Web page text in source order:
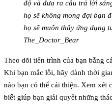
độ và đưa ra câu trả lời
họ sẽ không mong đợi bạn
họ sẽ muốn thấy ứng dụng
The_Doctor_Bear
Theo dõi tiến trình của bạn bằng
Khi bạn mắc lỗi, hãy dành thời
nào bạn có thể cải thiện. Xem xét
biết giúp bạn giải quyết những